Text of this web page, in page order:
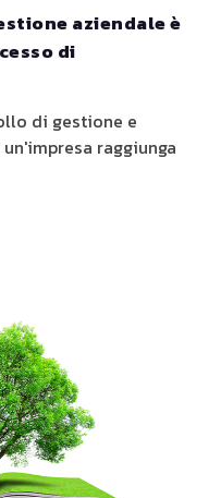
aziendale è
di
di gestione e
raggiunga